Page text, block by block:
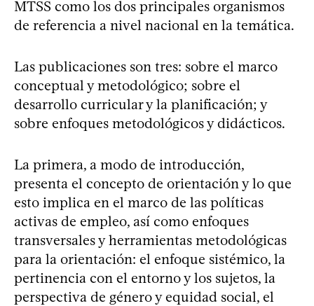
MTSS como los dos principales organismos
de referencia a nivel nacional en la temática.
Las publicaciones son tres: sobre el marco
conceptual y metodológico; sobre el
desarrollo curricular y la planificación; y
sobre enfoques metodológicos y didácticos.
La primera, a modo de introducción,
presenta el concepto de orientación y lo que
esto implica en el marco de las políticas
activas de empleo, así como enfoques
transversales y herramientas metodológicas
para la orientación: el enfoque sistémico, la
pertinencia con el entorno y los sujetos, la
perspectiva de género y equidad social, el